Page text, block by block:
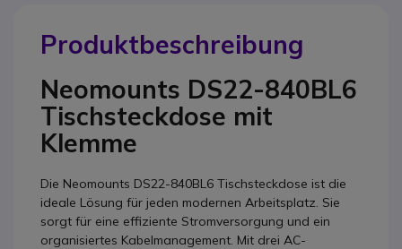
Produktbeschreibung
Neomounts DS22-840BL6
Tischsteckdose mit
Klemme
Die Neomounts DS22-840BL6 Tischsteckdose ist die
ideale Lösung für jeden modernen Arbeitsplatz. Sie
sorgt für eine effiziente Stromversorgung und ein
organisiertes Kabelmanagement. Mit drei AC-